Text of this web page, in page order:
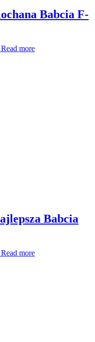
Babcia F-
Read more
Babcia
Read more